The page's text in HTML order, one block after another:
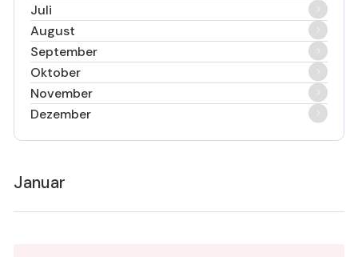
Juli
August
September
Oktober
November
Dezember
Januar